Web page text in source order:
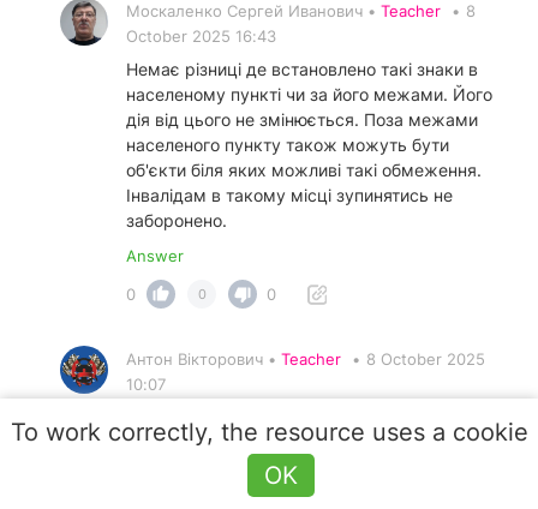
Москаленко Сергей Иванович • Teacher • 8
October 2025 16:43
Немає різниці де встановлено такі знаки в
населеному пункті чи за його межами. Його
дія від цього не змінюється. Поза межами
населеного пункту також можуть бути
об'єкти біля яких можливі такі обмеження.
Інвалідам в такому місці зупинятись не
заборонено.
Answer
0
0 0
Антон Вікторович • Teacher • 8 October 2025
10:07
самому тексті питання.
To work correctly, the resource uses a cookie
OK